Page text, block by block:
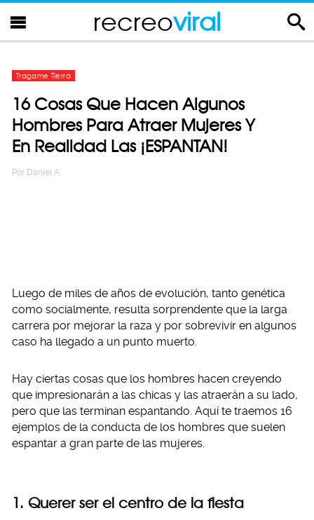
recreoviral
Tragame Tierra
16 Cosas Que Hacen Algunos
Hombres Para Atraer Mujeres Y
En Realidad Las ¡ESPANTAN!
Por Daniel A.
Luego de miles de años de evolución, tanto genética
como socialmente, resulta sorprendente que la larga
carrera por mejorar la raza y por sobrevivir en algunos
caso ha llegado a un punto muerto.
Hay ciertas cosas que los hombres hacen creyendo
que impresionarán a las chicas y las atraerán a su lado,
pero que las terminan espantando. Aquí te traemos 16
ejemplos de la conducta de los hombres que suelen
espantar a gran parte de las mujeres.
1. Querer ser el centro de la fiesta